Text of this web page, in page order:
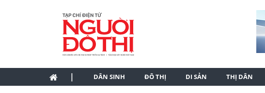
| DÂN SINH ĐÔ THỊ DI SẢN THỊ DÂN